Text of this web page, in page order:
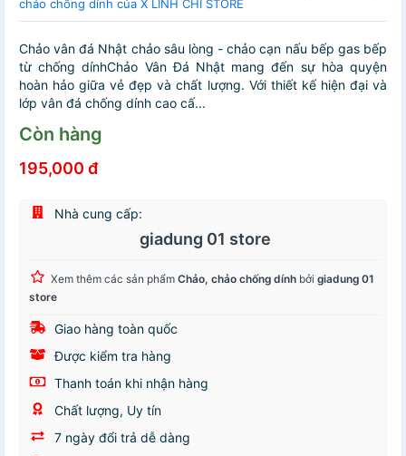
chảo chống dính của X LINH CHI STORE
Chảo vân đá Nhật chảo sâu lòng - chảo cạn nấu bếp gas bếp
từ chống dínhChảo Vân Đá Nhật mang đến sự hòa quyện
hoàn hảo giữa vẻ đẹp và chất lượng. Với thiết kế hiện đại và
lớp vân đá chống dính cao cấ...
Còn hàng
195,000 đ
Nhà cung cấp:
giadung 01 store
Xem thêm các sản phẩm Chảo, chảo chống dính bởi giadung 01
store
Giao hàng toàn quốc
Được kiểm tra hàng
Thanh toán khi nhận hàng
Chất lượng, Uy tín
7 ngày đổi trả dễ dàng